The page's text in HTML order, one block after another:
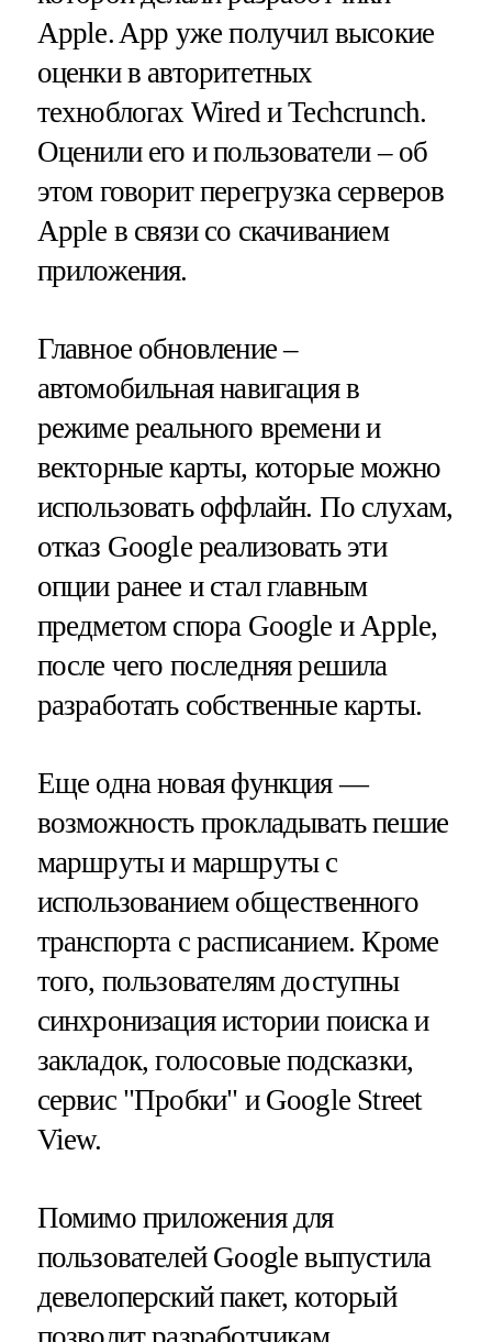
Apple. App уже получил высокие
оценки в авторитетных
техноблогах Wired и Techcrunch.
Оценили его и пользователи – об
этом говорит перегрузка серверов
Apple в связи со скачиванием
приложения.
Главное обновление –
автомобильная навигация в
режиме реального времени и
векторные карты, которые можно
использовать оффлайн. По слухам,
отказ Google реализовать эти
опции ранее и стал главным
предметом спора Google и Apple,
после чего последняя решила
разработать собственные карты.
Еще одна новая функция —
возможность прокладывать пешие
маршруты и маршруты с
использованием общественного
транспорта с расписанием. Кроме
того, пользователям доступны
синхронизация истории поиска и
закладок, голосовые подсказки,
сервис "Пробки" и Google Street
View.
Помимо приложения для
пользователей Google выпустила
девелоперский пакет, который